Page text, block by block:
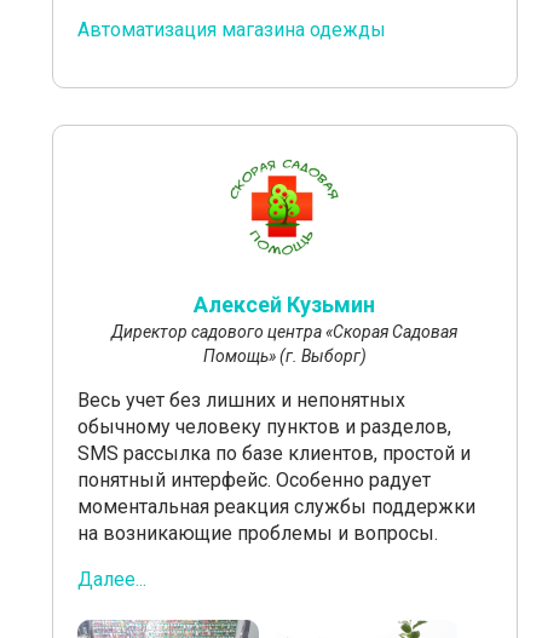
Автоматизация магазина одежды
Алексей Кузьмин
Директор садового центра «Скорая Садовая
Помощь» (г. Выборг)
Весь учет без лишних и непонятных
обычному человеку пунктов и разделов,
SMS рассылка по базе клиентов, простой и
понятный интерфейс. Особенно радует
моментальная реакция службы поддержки
на возникающие проблемы и вопросы.
Далее...